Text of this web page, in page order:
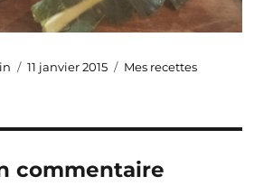
Publié
11 janvier 2015 Catégories
Mes recettes
commentaire